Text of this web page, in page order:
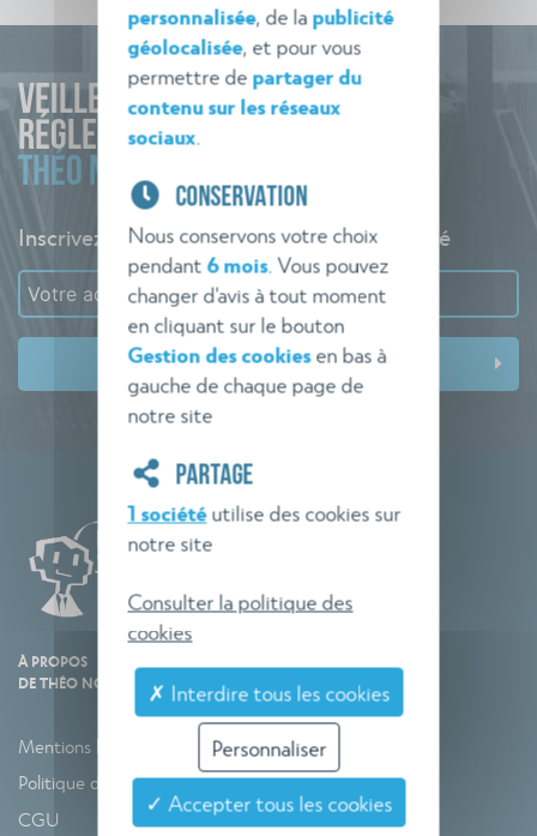
VEILLE
RÉGLEMENTAIRE
THÉO NORME
Inscrivez-vous à l'alerte pour rester informé
À PROPOS
DE THÉO NORME
Mentions légales
Politique de confidentialité
CGU
personnalisée, de la publicité
géolocalisée, et pour vous
permettre de partager du
contenu sur les réseaux
sociaux
CONSERVATION
Nous conservons votre choix
pendant6 mois. Vous pouvez
changer d'avis à tout moment
en cliquant sur le bouton
Gestion des cookiesen bas à
gauche de chaque page de
notre site
PARTAGE
1 sociétéutilise des cookies sur
notre site
Consulter la politique des
cookies
✗ Interdire tous les cookies
Personnaliser
✓ Accepter tous les cookies